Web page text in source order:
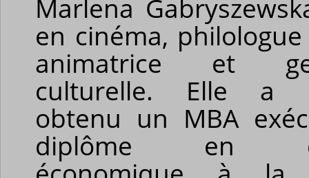
Marlena
en cinéma,
animatrice et
culturelle. Elle a
obtenu un MBA
diplôme en